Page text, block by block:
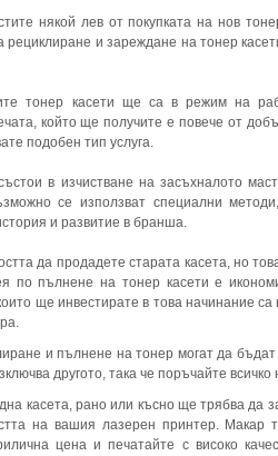
някой лев от покупката на нов
рециклиране и зареждане на тонер
тонер касети ще са в режим на
който ще получите е повече от
подобен тип услуга.
в изчистване на засъхналото
се използват специални
и развитие в бранша.
да продадете старата касета, но
по пълнене на тонер касети е
ще инвестирате в това начинание
и пълнене на тонер могат да бъдат
другото, така че поръчайте всичко
касета, рано или късно ще трябва да
на вашия лазерен принтер. Макар
цена и печатайте с високо